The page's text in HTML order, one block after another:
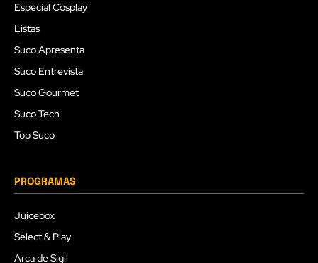
Especial Cosplay
Listas
Suco Apresenta
Suco Entrevista
Suco Gourmet
Suco Tech
Top Suco
PROGRAMAS
Juicebox
Select & Play
Arca de Sigil